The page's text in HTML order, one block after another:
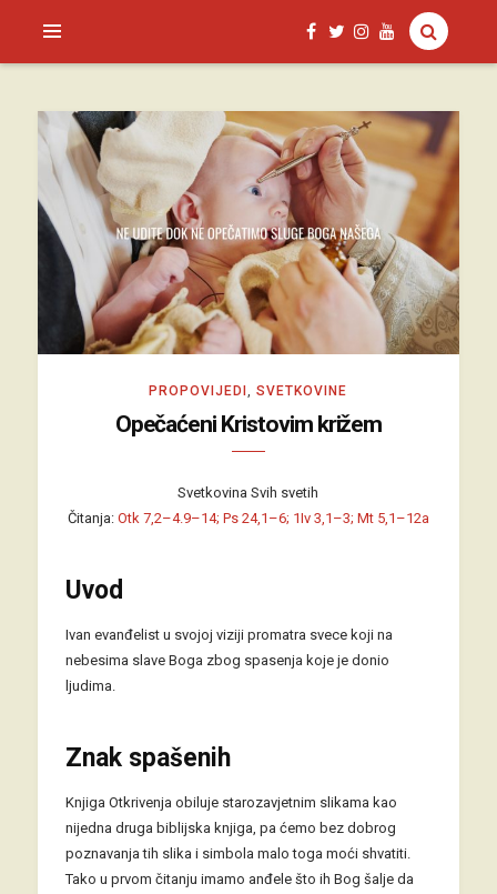
SAGUD.XYZ
PROPOVIJEDI ,SVETKOVINE
Opečaćeni Kristovim križem
Svetkovina Svih svetih
Čitanja: Otk 7,2–4.9–14; Ps 24,1–6; 1Iv 3,1–3; Mt 5,1–12a
Uvod
Ivan evanđelist u svojoj viziji promatra svece koji na
nebesima slave Boga zbog spasenja koje je donio
ljudima.
Znak spašenih
Knjiga Otkrivenja obiluje starozavjetnim slikama kao
nijedna druga biblijska knjiga, pa ćemo bez dobrog
poznavanja tih slika i simbola malo toga moći shvatiti.
Tako u prvom čitanju imamo anđele što ih Bog šalje da